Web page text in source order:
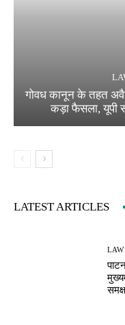
गोवध कानून के तहत अवैध
कड़ा फैसला, यूपी
LATEST ARTICLES